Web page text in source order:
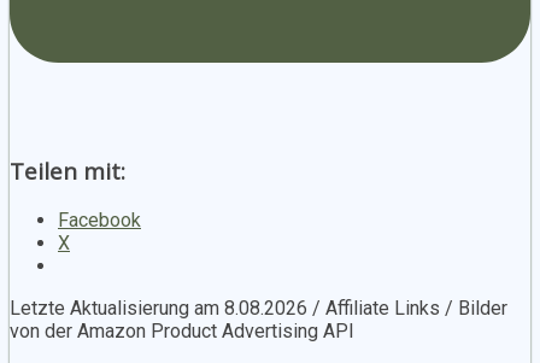
Teilen mit:
Facebook
X
Letzte Aktualisierung am 8.08.2026 / Affiliate Links / Bilder
von der Amazon Product Advertising API